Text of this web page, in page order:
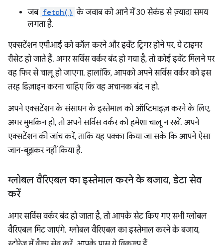
जब fetch() के जवाब को आने में 30 सेकंड से ज़्यादा समय
लगता है.
एक्सटेंशन एपीआई को कॉल करने और इवेंट ट्रिगर होने पर, ये टाइमर
रीसेट हो जाते हैं. अगर सर्विस वर्कर बंद हो गया है, तो कोई इवेंट मिलने पर
वह फिर से चालू हो जाएगा. हालांकि, आपको अपने सर्विस वर्कर को इस
तरह डिज़ाइन करना चाहिए कि वह अचानक बंद न हो.
अपने एक्सटेंशन के संसाधन के इस्तेमाल को ऑप्टिमाइज़ करने के लिए,
अगर मुमकिन हो, तो अपने सर्विस वर्कर को हमेशा चालू न रखें. अपने
एक्सटेंशन की जांच करें, ताकि यह पक्का किया जा सके कि आपने ऐसा
जान-बूझकर नहीं किया है.
ग्लोबल वैरिएबल का इस्तेमाल करने के बजाय, डेटा सेव
करें
अगर सर्विस वर्कर बंद हो जाता है, तो आपके सेट किए गए सभी ग्लोबल
वैरिएबल मिट जाएंगे. ग्लोबल वैरिएबल का इस्तेमाल करने के बजाय,